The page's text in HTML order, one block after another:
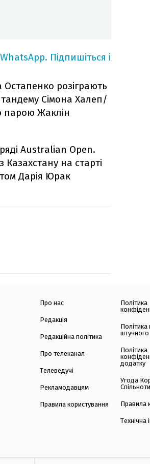
Підпишіться і
Остапенко розіграють
Сімона Халеп/
парою Жаклін
Australian Open.
на старті
Дарія Юрак
Про нас
Редакція
Редакційна політика
Про телеканал
Телеведучі
Рекламодавцям
Правила користування
Політика
Політика
штучного
Політика
додатку
Угода
Спільноти
Правила
Технічна